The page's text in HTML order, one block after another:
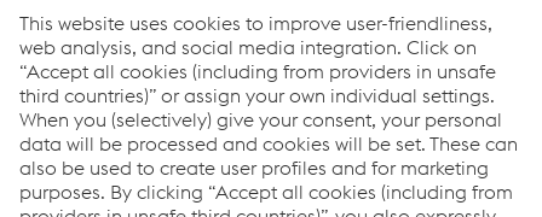
Liens
Sélection de produits basée sur le LCC pour les rails et
les aiguillages
Nos références